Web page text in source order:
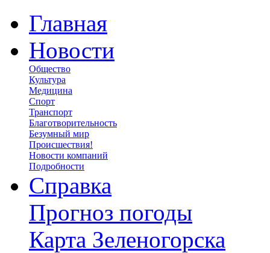
Главная
Новости
Общество
Культура
Медицина
Спорт
Транспорт
Благотворительность
Безумный мир
Происшествия!
Новости компаний
Подробности
Справка
Прогноз погоды
Карта Зеленогорска